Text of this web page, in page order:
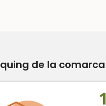
de la comarca
1